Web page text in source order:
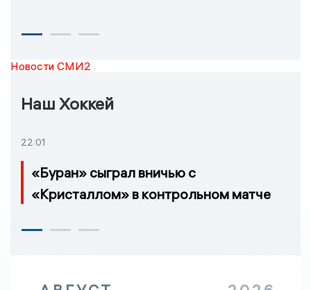
Новости СМИ2
Наш Хоккей
22:01
«Буран» сыграл вничью с
«Кристаллом» в контрольном матче